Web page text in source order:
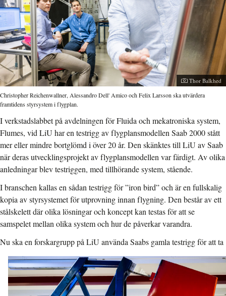
Fotograf:
Thor Balkhed
Christopher Reichenwallner, Alessandro Dell' Amico och Felix Larsson ska utvärdera
framtidens styrsystem i flygplan.
I verkstadslabbet på avdelningen för Fluida och mekatroniska system,
Flumes, vid LiU har en testrigg av flygplansmodellen Saab 2000 stått
mer eller mindre bortglömd i över 20 år. Den skänktes till LiU av Saab
när deras utvecklingsprojekt av flygplansmodellen var färdigt. Av olika
anledningar blev testriggen, med tillhörande system, stående.
I branschen kallas en sådan testrigg för ”iron bird” och är en fullskalig
kopia av styrsystemet för utprovning innan flygning. Den består av ett
stålskelett där olika lösningar och koncept kan testas för att se
samspelet mellan olika system och hur de påverkar varandra.
Nu ska en forskargrupp på LiU användaSaabs gamla testrigg för att ta